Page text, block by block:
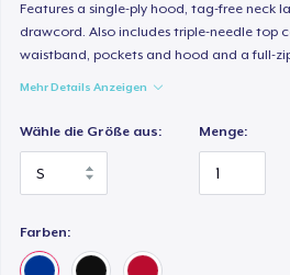
Features a single-ply hood, tag-free neck
drawcord. Also includes triple-needle top
waistband, pockets and hood and a full-
Mehr Details Anzeigen
Wähle die Größe aus: Menge:
Farben: